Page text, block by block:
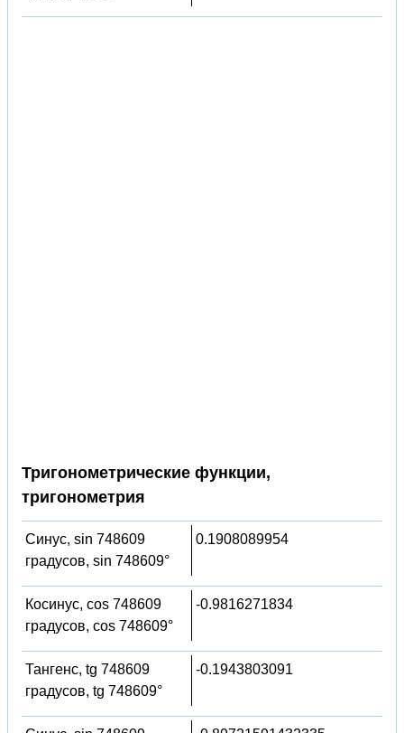
Тригонометрические функции,
тригонометрия
Синус, sin 748609
градусов, sin 748609°
0.1908089954
Косинус, cos 748609
градусов, cos 748609°
-0.9816271834
Тангенс, tg 748609
градусов, tg 748609°
-0.1943803091